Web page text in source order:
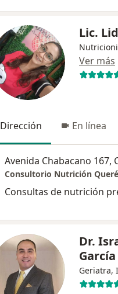
Lic.
Ver más
Dirección En línea
Avenida Chabacano 167,
Consultorio Nutrición
Consultas de nutrición
Dr.
Geriatra,